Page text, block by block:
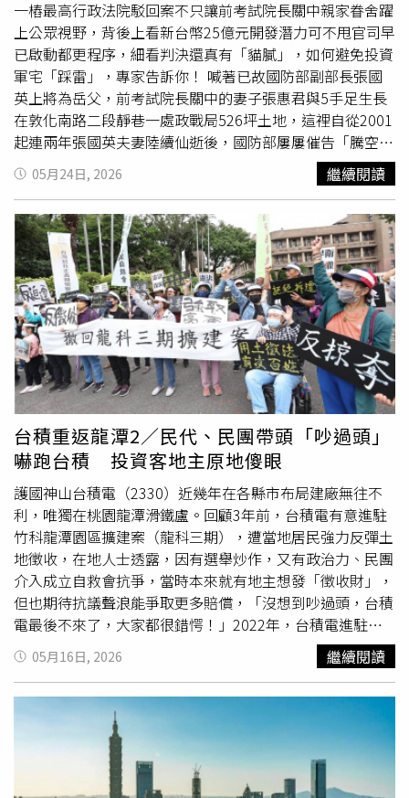
及防災功能，不僅有獨立供電系統，可以在跳電時持續供
電，還有防災避難室等規劃，尤其豪宅位置近博愛特區一
帶，區段的治安森嚴程度突出，皆為豪宅頂規。「松濤苑」
曾被蘇富比國際物業選為全球5大夢幻豪宅之一，基地面積
超過1200坪。觀察實價登錄交易，「松濤苑」僅2樓有轉售
紀錄，其餘還有少數樓層尚未出售，其中5樓、10樓皆尚未
出現交易，目前售屋網上9樓戶以4.29億元掛售，單價約
251.7萬元，該戶註明開放格局，仍為毛胚屋，原屋主尚未
裝潢入住。 張旭嵐指出，「松濤苑」坪數大總價高，最低
門檻要4、5億元，從開賣至今就很佛系銷售，幾乎以一年一
戶的方式尋找有緣人，如今頂級豪宅推陳出新，選擇多元，
不過以其地段位置和整體規劃仍有其代表性，因此比較吸引
低調企業家族或富豪的目光。
一樁最高行政法院駁回案不只讓前考試院長關中親家眷舍躍
上公眾視野，背後上看新台幣25億元開發潛力可不甩官司早
已啟動都更程序，細看判決還真有「貓膩」，如何避免投資
軍宅「踩雷」，專家告訴你！ 喊著已故國防部副部長張國
英上將為岳父，前考試院長關中的妻子張惠君與5手足生長
在敦化南路二段靜巷一處政戰局526坪土地，這裡自從2001
起連兩年張國英夫妻陸續仙逝後，國防部屢屢催告「騰空返
還」土地，但張家6手足認為1971年房子是自家老爸蓋的，
縱使民事判決「拆屋還地」了，國防部也該補償地上物價
金，然國防部可不甩張家請求，張家二兒子、前亞洲通董事
長張中生氣得告上行政法院，目前最高行政法院終局駁回，
張中生仍忿忿不平，矢言再審討公道。 張家友人批評，關
鍵爭點「軍事機關同意劃撥在營公地供軍人自費建築眷舍使
用的公文書」到底算不算行政處分，收案的最高行第二庭其
實也沒很篤定，便「傳閱」其他庭詢問書面意見，「大家都
當副知公文點過去」，根本沒空管別庭的事情，卻被認為
「其他庭都支持本庭看法」，簡直忽視時任司法院長許宗力
力推的「大法庭制度」，讓此案錯過會議中以多數決甚至共
識決統一法律見解的機會實在可惜，未來聲請再審時一定會
爭執！地政士蔡岳臻（圖）提醒軍宅買賣務必先調閱最新地
籍謄本搞清楚土地狀況。（圖／趙世勳攝） 非本案地政士
蔡岳臻則細看判決書後吐槽，張中生一票兄弟姊妹6人，卻
沒有人把握媽媽過世後的「眷戶承接期」，無奈「過了這村
沒這店」，只要錯過承接期，現在實務上多數眷舍會被視為
國家出地「借」給你蓋房的民事「使用借貸關係」，而且那
塊地肥到流油，國防部抓到「小辮子」當然要拿回土地。
蔡岳臻解說，政戰局主張只是暫時出借土地，且1971年出
借時不可能詳細約定借用人（張國英）蓋房成本如何計價與
返還賠償，因此即使張國英繼承人有「建物所有權」不必爭
執，但物權分離可是大前提，張家土地「騰空返還」國防部
也是必須，活脫脫就是「有借有還」的民事行為，若要去行
政法院進行公法請求當然被駁回，只是瘦了荷包又平添沮
喪。「信義安和」捷運站附近有不少上將眷舍遺址，如今僅
前參謀總長郝柏村（圖）眷舍改建完成，其他地方都更可說
多還在渾沌之中。（圖／翻攝自信義房屋官網）台灣房屋
集團趨勢中心資深經理陳定中則直言，10年來受惠於政府積
05月24日, 2026 繼續閱讀
台積重返龍潭2／民代、民團帶頭「吵過頭」
嚇跑台積 投資客地主原地傻眼
護國神山台積電（2330）近幾年在各縣市布局建廠無往不
利，唯獨在桃園龍潭滑鐵盧。回顧3年前，台積電有意進駐
竹科龍潭園區擴建案（龍科三期），遭當地居民強力反彈土
地徵收，在地人士透露，因有選舉炒作，又有政治力、民團
介入成立自救會抗爭，當時本來就有地主想發「徵收財」，
但也期待抗議聲浪能爭取更多賠償，「沒想到吵過頭，台積
電最後不來了，大家都很錯愕！」2022年，台積電進駐龍
科三期的消息曾被視為選舉的政治利多；然而當台積電宣布
不再考慮進駐後，議題隨即演變為藍綠陣營交鋒的政治角
力。（圖／報系資料庫）台積電進駐龍潭的消息最早可追溯
到 2022年11月初，時任行政院長蘇貞昌在視察竹科龍潭園
區時，搶先證實並宣布啟動「龍潭科學園區三期計畫」，當
時即傳出台積電將進駐規劃1.4奈米或更先進製程廠房。然
而當時再過3週即為九合一縣市長選舉，引發外界解讀該投
05月16日, 2026 繼續閱讀